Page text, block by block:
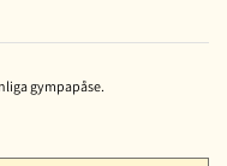
gympapåse.